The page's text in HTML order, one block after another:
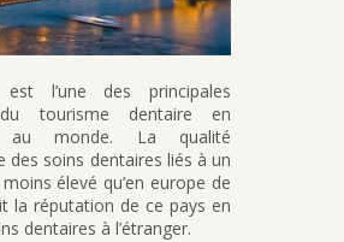
l’une des principales
tourisme dentaire en
monde. La qualité
des soins dentaires liés à un
élevé qu’en europe de
la réputation de ce pays en
dentaires à l’étranger.